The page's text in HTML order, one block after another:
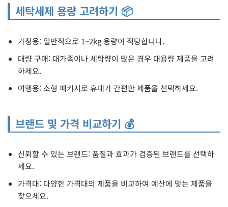
세탁세제 용량 고려하기 📦
가정용: 일반적으로 1~2kg 용량이 적당합니다.
대량 구매: 대가족이나 세탁량이 많은 경우 대용량 제품을 고려
하세요.
여행용: 소형 패키지로 휴대가 간편한 제품을 선택하세요.
브랜드 및 가격 비교하기 💰
신뢰할 수 있는 브랜드: 품질과 효과가 검증된 브랜드를 선택하
세요.
가격대: 다양한 가격대의 제품을 비교하여 예산에 맞는 제품을
찾으세요.